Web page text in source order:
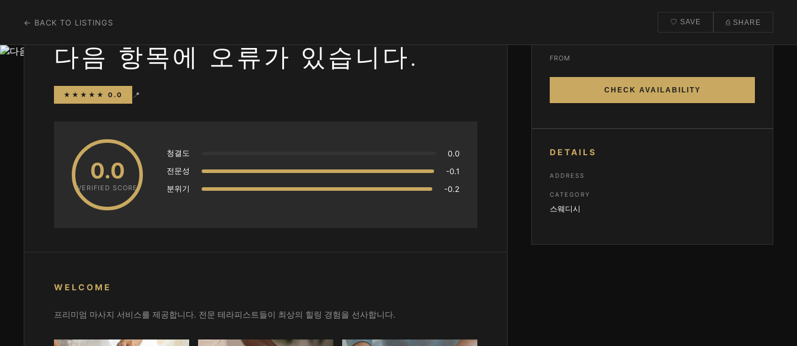
← BACK TO LISTINGS ♡ SAVE ⎙ SHARE
다음 항목에 오류가 있습니다.
★★★★★ 0.0 📍
0.0
VERIFIED SCORE
청결도
0.0
전문성
-0.1
분위기
-0.2
WELCOME
프리미엄 마사지 서비스를 제공합니다. 전문 테라피스트들이 최상의 힐링 경험을 선사합니다.
FROM
CHECK AVAILABILITY
DETAILS
ADDRESS
CATEGORY
스웨디시